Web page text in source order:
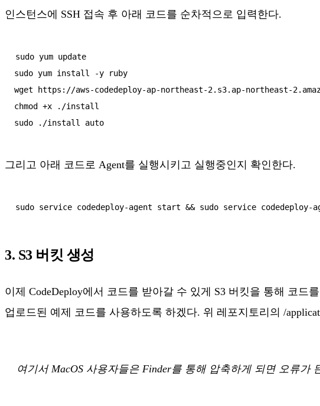
인스턴스에 SSH 접속 후 아래 코드를 순차적으로 입력한다.
sudo yum update
sudo yum install -y ruby
wget https://aws-codedeploy-ap-northeast-2.s3.ap-northeast-
chmod +x ./install
그리고 아래 코드로 Agent를 실행시키고 실행중인지 확인한다.
3. S3 버킷 생성
이제 CodeDeploy에서 코드를 받아갈 수 있게 S3 버킷을 통해 코
업로드된 예제 코드를 사용하도록 하겠다. 위 레포지토리의 /
여기서 MacOS 사용자들은 Finder를 통해 압축하게 되면 오류